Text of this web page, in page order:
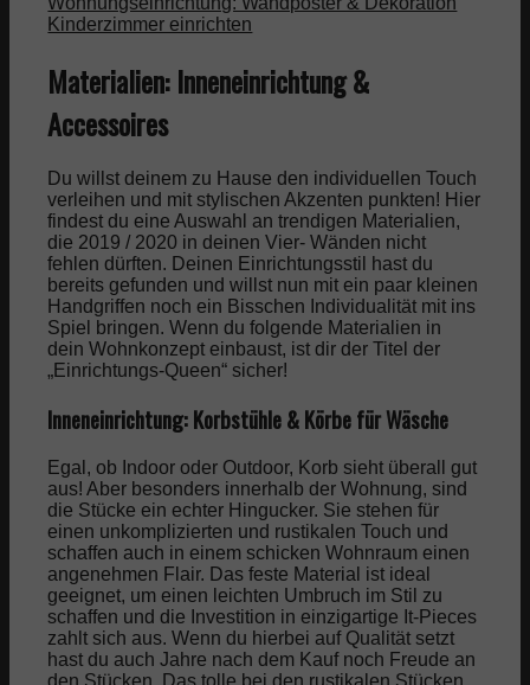
Kinderzimmer einrichten
Materialien: Inneneinrichtung &
Accessoires
Du willst deinem zu Hause den individuellen Touch
verleihen und mit stylischen Akzenten punkten! Hier
findest du eine Auswahl an trendigen Materialien,
die 2019 / 2020 in deinen Vier- Wänden nicht
fehlen dürften. Deinen Einrichtungsstil hast du
bereits gefunden und willst nun mit ein paar kleinen
Handgriffen noch ein Bisschen Individualität mit ins
Spiel bringen. Wenn du folgende Materialien in
dein Wohnkonzept einbaust, ist dir der Titel der
„Einrichtungs-Queen“ sicher!
Inneneinrichtung: Korbstühle & Körbe für Wäsche
Egal, ob Indoor oder Outdoor, Korb sieht überall gut
aus! Aber besonders innerhalb der Wohnung, sind
die Stücke ein echter Hingucker. Sie stehen für
einen unkomplizierten und rustikalen Touch und
schaffen auch in einem schicken Wohnraum einen
angenehmen Flair. Das feste Material ist ideal
geeignet, um einen leichten Umbruch im Stil zu
schaffen und die Investition in einzigartige It-Pieces
zahlt sich aus. Wenn du hierbei auf Qualität setzt
hast du auch Jahre nach dem Kauf noch Freude an
den Stücken. Das tolle bei den rustikalen Stücken